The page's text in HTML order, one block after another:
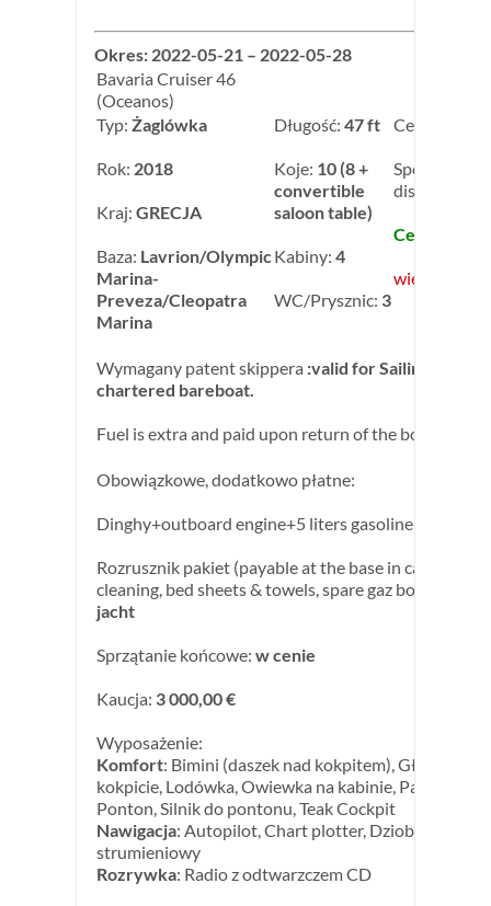
Okres: 2022-05-21 – 2022-05-28
Bavaria Cruiser 46
(Oceanos)
Typ: Żaglówka
Rok: 2018
Kraj: GRECJA
Baza: Lavrion/Olympic
Marina-
Preveza/Cleopatra
Marina
Długość: 47 ft
Koje: 10 (8 +
convertible
saloon table)
Kabiny: 4
WC/Prysznic: 3
Cena:
Special week
discount: -
Cena: 1
więcej
Wymagany patent skippera :valid for Sailing Yachts
chartered bareboat.
Fuel is extra and paid upon return of the boat.
Obowiązkowe, dodatkowo płatne:
Dinghy+outboard engine+5 liters gasoline:
Rozrusznik pakiet (payable at the base in cash) : end
cleaning, bed sheets & towels, spare gaz bottle:
jacht
Sprzątanie końcowe: w cenie
Kaucja: 3 000,00 €
Wyposażenie:
Komfort: Bimini (daszek nad kokpitem), Głośniki w
kokpicie, Lodówka, Owiewka na kabinie, Panel
Ponton, Silnik do pontonu, Teak Cockpit
Nawigacja: Autopilot, Chart plotter, Dziobowy ster
strumieniowy
Rozrywka: Radio z odtwarzczem CD